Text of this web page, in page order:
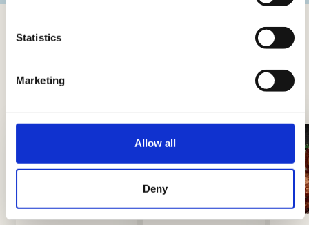
Statistics
Marketing
Allow all
Deny
Novità, approfondimenti e trucchi per diventare